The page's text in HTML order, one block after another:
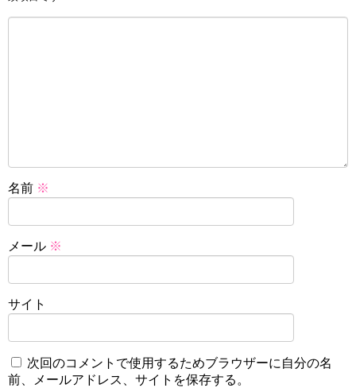
名前 ※
メール ※
サイト
次回のコメントで使用するためブラウザーに自分の名
前、メールアドレス、サイトを保存する。